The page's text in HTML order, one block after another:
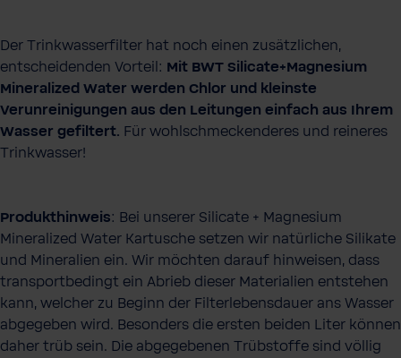
Der Trinkwasserfilter hat noch einen zusätzlichen,
entscheidenden Vorteil: Mit BWT Silicate+Magnesium
Mineralized Water werden Chlor und kleinste
Verunreinigungen aus den Leitungen einfach aus Ihrem
Wasser gefiltert. Für wohlschmeckenderes und reineres
Trinkwasser!
Produkthinweis: Bei unserer Silicate + Magnesium
Mineralized Water Kartusche setzen wir natürliche Silikate
und Mineralien ein. Wir möchten darauf hinweisen, dass
transportbedingt ein Abrieb dieser Materialien entstehen
kann, welcher zu Beginn der Filterlebensdauer ans Wasser
abgegeben wird. Besonders die ersten beiden Liter können
daher trüb sein. Die abgegebenen Trübstoffe sind völlig